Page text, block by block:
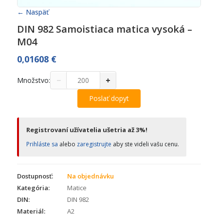
← Naspäť
DIN 982 Samoistiaca matica vysoká –
M04
0,01608 €
Množstvo: − +
Poslať dopyt
Registrovaní užívatelia ušetria až 3%!
Prihláste sa alebo zaregistrujte aby ste videli vašu cenu.
Dostupnosť:
Na objednávku
Kategória:
Matice
DIN:
DIN 982
Materiál:
A2